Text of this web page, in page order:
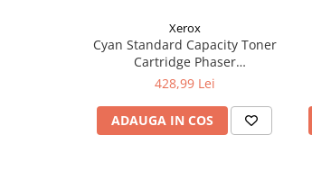
Xerox
Cyan Standard Capacity Toner
Cartridge Phaser
6510/WorkCentre 6515
428,99 Lei
ADAUGA IN COS